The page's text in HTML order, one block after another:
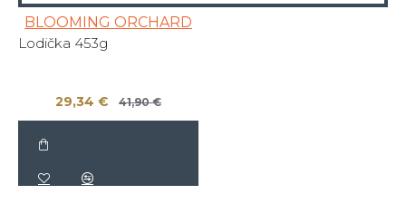
BLOOMING ORCHARD
Lodička 453g
29,34 € 41,90 €